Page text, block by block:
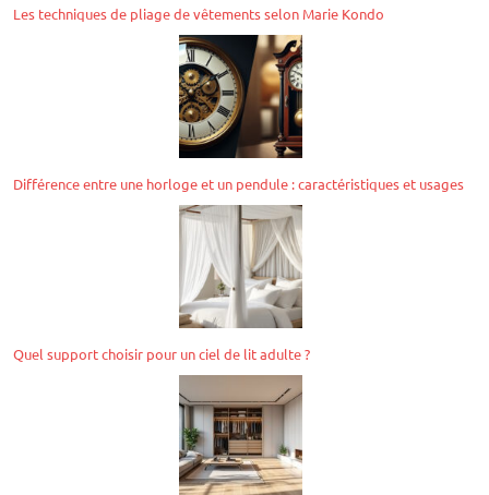
Les techniques de pliage de vêtements selon Marie Kondo
Différence entre une horloge et un pendule : caractéristiques et usages
Quel support choisir pour un ciel de lit adulte ?